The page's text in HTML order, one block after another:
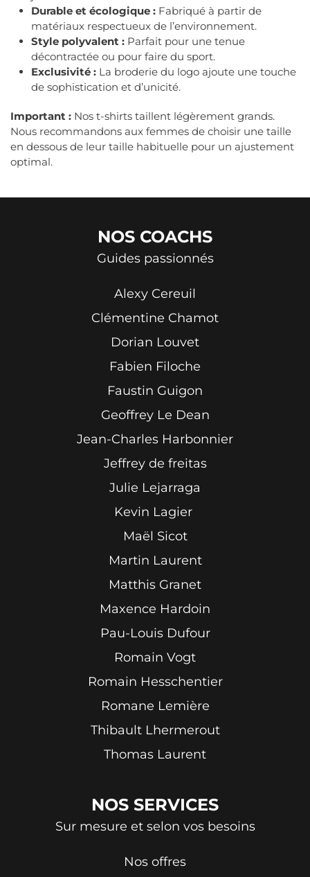
Durable et écologique : Fabriqué à partir de
matériaux respectueux de l’environnement.
Style polyvalent : Parfait pour une tenue
décontractée ou pour faire du sport.
Exclusivité : La broderie du logo ajoute une touche
de sophistication et d’unicité.
Important : Nos t-shirts taillent légèrement grands.
Nous recommandons aux femmes de choisir une taille
en dessous de leur taille habituelle pour un ajustement
optimal.
NOS COACHS
Guides passionnés
Alexy Cereuil
Clémentine Chamot
Dorian Louvet
Fabien Filoche
Faustin Guigon
Geoffrey Le Dean
Jean-Charles Harbonnier
Jeffrey de freitas
Julie Lejarraga
Kevin Lagier
Maël Sicot
Martin Laurent
Matthis Granet
Maxence Hardoin
Pau-Louis Dufour
Romain Vogt
Romain Hesschentier
Romane Lemière
Thibault Lhermerout
Thomas Laurent
NOS SERVICES
Sur mesure et selon vos besoins
Nos offres